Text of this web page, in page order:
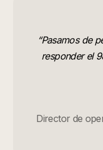
“Pasamos de
responder el
Director de